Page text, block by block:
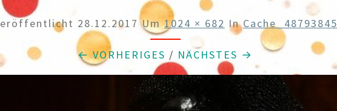
28.12.2017Um1024 × 682 InCache_48793845
← VORHERIGES / NÄCHSTES →